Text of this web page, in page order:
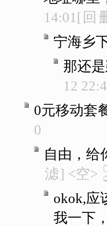
14:01 [ 回
宁海乡
那还
12
0元移动套
0
自由，给
滤] <空>
okok,应
我一下